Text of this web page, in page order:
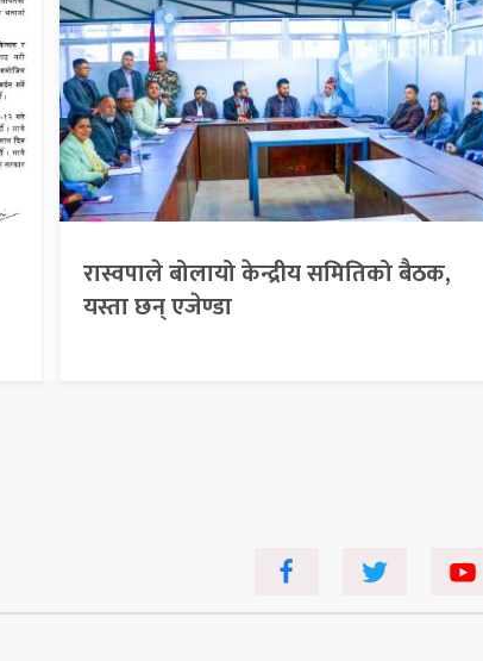
रास्वपाले बोलायो केन्द्रीय समितिको बैठक,
यस्ता छन् एजेण्डा